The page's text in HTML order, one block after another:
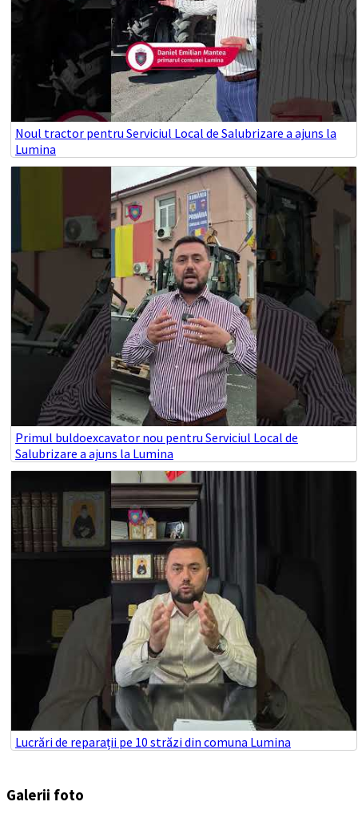
Noul tractor pentru Serviciul Local de Salubrizare a ajuns la
Lumina
Primul buldoexcavator nou pentru Serviciul Local de
Salubrizare a ajuns la Lumina
Lucrări de reparații pe 10 străzi din comuna Lumina
Galerii foto